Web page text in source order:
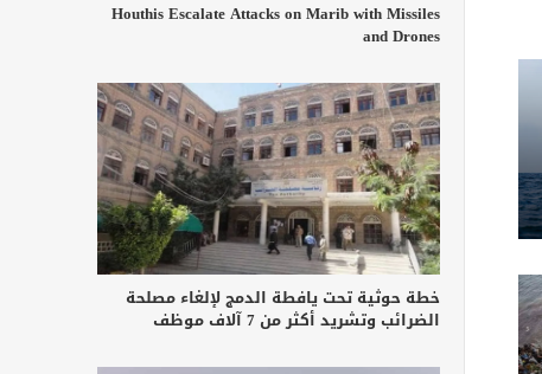
Houthis Escalate Attacks on Marib with Missiles
and Drones
خطة حوثية تحت يافطة الدمج لإلغاء مصلحة
الضرائب وتشريد أكثر من 7 آلاف موظف